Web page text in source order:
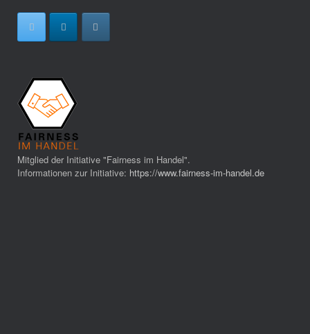
Mitglied der Initiative "Fairness im Handel".
Informationen zur Initiative: https://www.fairness-im-handel.de